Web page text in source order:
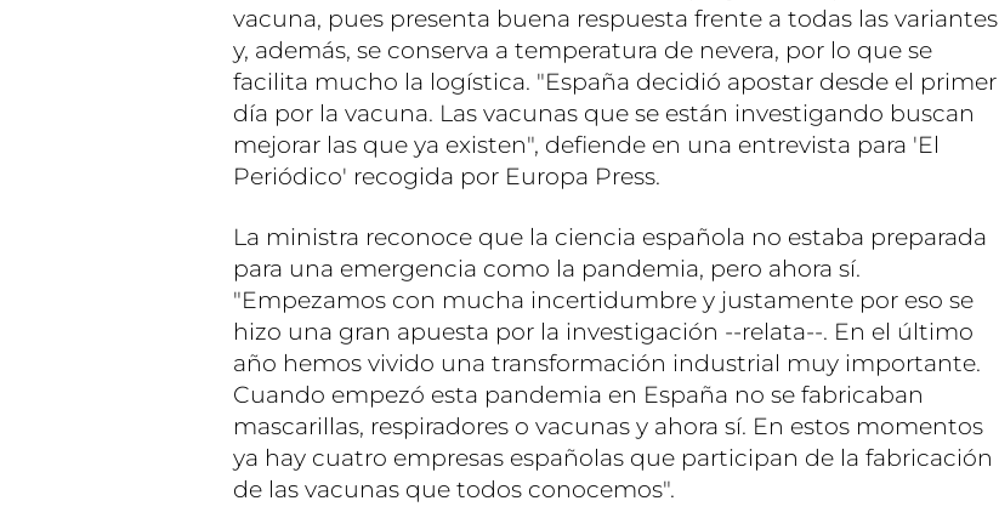
vacuna, pues presenta buena respuesta frente a todas las variantes
y, además, se conserva a temperatura de nevera, por lo que se
facilita mucho la logística. "España decidió apostar desde el primer
día por la vacuna. Las vacunas que se están investigando buscan
mejorar las que ya existen", defiende en una entrevista para 'El
Periódico' recogida por Europa Press.
La ministra reconoce que la ciencia española no estaba preparada
para una emergencia como la pandemia, pero ahora sí.
"Empezamos con mucha incertidumbre y justamente por eso se
hizo una gran apuesta por la investigación --relata--. En el último
año hemos vivido una transformación industrial muy importante.
Cuando empezó esta pandemia en España no se fabricaban
mascarillas, respiradores o vacunas y ahora sí. En estos momentos
ya hay cuatro empresas españolas que participan de la fabricación
de las vacunas que todos conocemos".